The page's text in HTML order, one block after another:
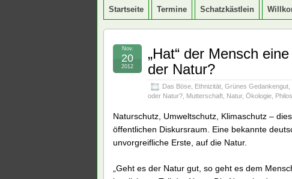
Startseite Termine Schatzkästlein
„Hat“ der Mensch
der Natur?
Das Böse Ethnizität Grünes Gedankengut
oder Natur? Mutterschaft Natur, Ökologie
Nov.
20
2012
Naturschutz, Umweltschutz, Klimaschutz –
öffentlichen Diskursraum. Eine bekannte
unvorgreifliche Erste, auf die Natur.
„Geht es der Natur gut, so geht es dem